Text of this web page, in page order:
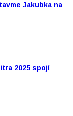
Jakubka na
2025 spojí